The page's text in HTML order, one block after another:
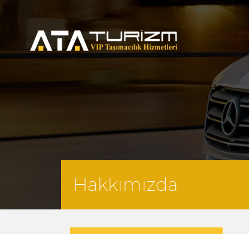
Hakkımızda